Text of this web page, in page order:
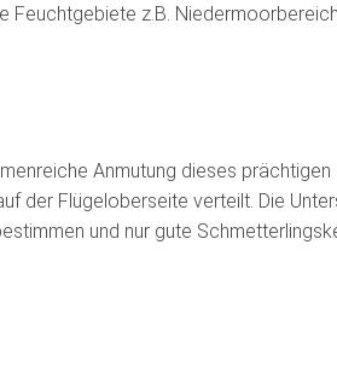
Feuchtgebiete z.B.
Anmutung dieses
der Flügeloberseite verteilt. Die
und nur gute